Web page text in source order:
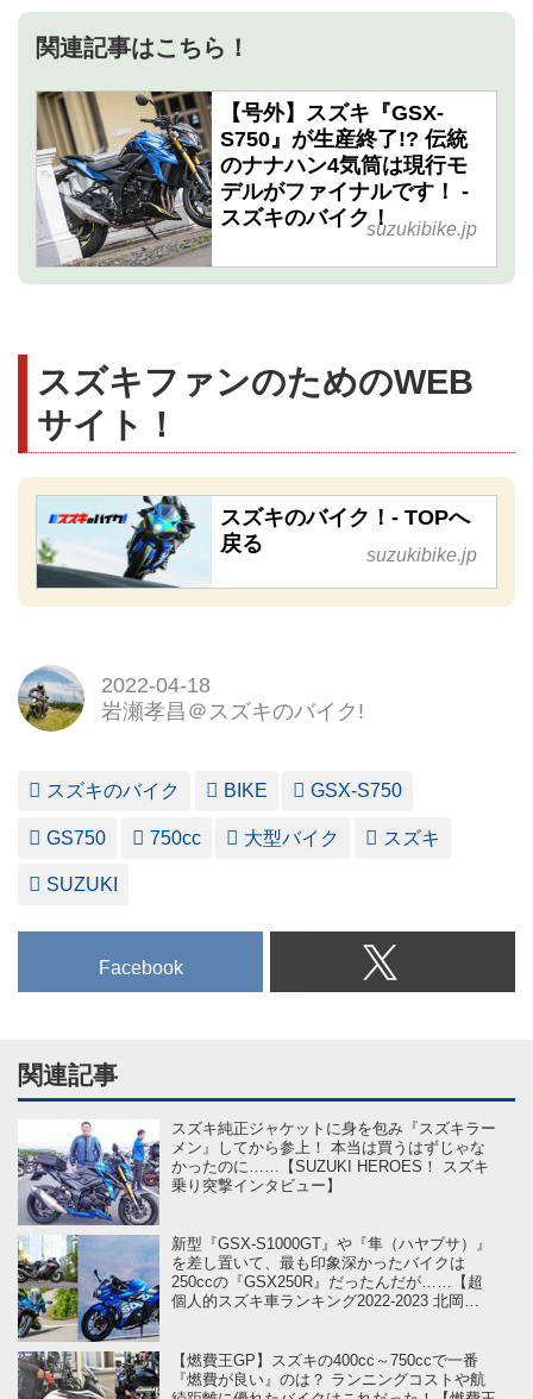
関連記事はこちら！
【号外】スズキ『GSX-
S750』が生産終了!? 伝統
のナナハン4気筒は現行モ
デルがファイナルです！ -
スズキのバイク！suzukibike.jp
スズキファンのためのWEB
サイト！
スズキのバイク！- TOPへ
戻る
suzukibike.jp
2022-04-18
岩瀬孝昌＠スズキのバイク!
スズキのバイク BIKE GSX-S750
GS750 750cc 大型バイク スズキ
SUZUKI
Facebook
関連記事
スズキ純正ジャケットに身を包み『スズキラー
メン』してから参上！ 本当は買うはずじゃな
かったのに……【SUZUKI HEROES！ スズキ
乗り突撃インタビュー】
新型『GSX-S1000GT』や『隼（ハヤブサ）』
を差し置いて、最も印象深かったバイクは
250ccの『GSX250R』だったんだが……【超
個人的スズキ車ランキング2022-2023 北岡
【燃費王GP】スズキの400cc～750ccで一番
『燃費が良い』のは？ ランニングコストや航